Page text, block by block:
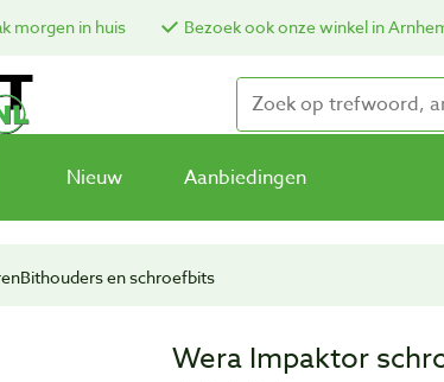
morgen in huis Bezoek ook onze winkel in
Nieuw Aanbiedingen
Bithouders en schroefbits
Wera Impaktor